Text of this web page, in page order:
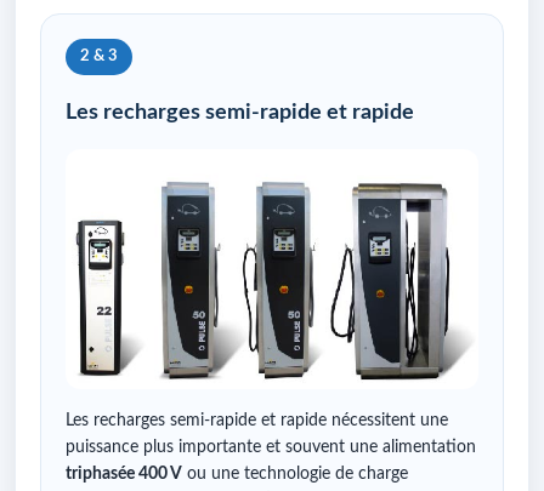
2 & 3
Les recharges semi-rapide et rapide
Les recharges semi-rapide et rapide nécessitent une
puissance plus importante et souvent une alimentation
triphasée 400 V ou une technologie de charge